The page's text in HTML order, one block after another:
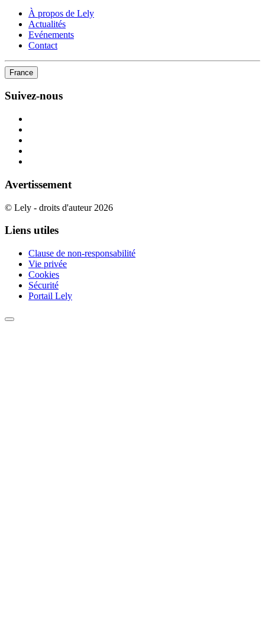
À propos de Lely
Actualités
Evénements
Contact
France
Suivez-nous
Avertissement
© Lely - droits d'auteur 2026
Liens utiles
Clause de non-responsabilité
Vie privée
Cookies
Sécurité
Portail Lely